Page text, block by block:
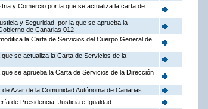
y Comercio por la que se actualiza la carta de
y Seguridad, por la que se aprueba la
de Canarias 012
la Carta de Servicios del Cuerpo General de
se actualiza la Carta de Servicios de la
se aprueba la Carta de Servicios de la Dirección
Azar de la Comunidad Autónoma de Canarias
de Presidencia, Justicia e Igualdad